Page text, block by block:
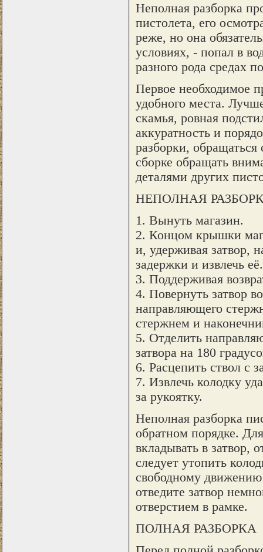
Неполная разборка
пистолета, его
реже, но она
условиях, - попал в
разного рода средах
Первое необходимое
удобного места.
скамья, ровная
аккуратность и
разборки,
сборке обращать
деталями других
НЕПОЛНАЯ
1. Вынуть магазин.
2. Концом крышки
и, удерживая затвор,
задержки и извлечь её.
3. Поддерживая
4. Повернуть затвор
направляющего
стержнем и
5. Отделить
затвора на 180
6. Расцепить ствол с
7. Извлечь колодку
за рукоятку.
Неполная разборка
обратном порядке.
вкладывать в затвор,
следует утопить
свободному движению
отведите затвор
отверстием в рамке.
ПОЛНАЯ РАЗБОРКА